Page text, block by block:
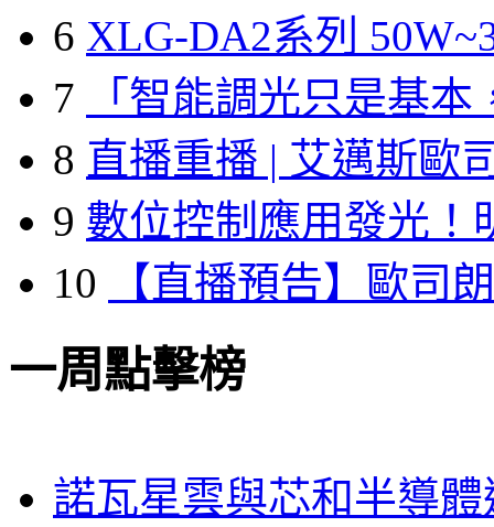
6 XLG-DA2系列
7
「智能調光只是基本
8 直播重播 | 艾邁斯歐
9 數位控制應用發光！
10
【直播預告】歐司
一周點擊榜
諾瓦星雲與芯和半導